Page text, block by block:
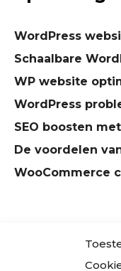
WordPress
Schaalbare
WP website
WordPress
SEO boosten
De voordelen
WooCommerce